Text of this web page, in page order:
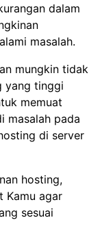
dalam
masalah.
mungkin tidak
yang tinggi
memuat
masalah pada
di server
hosting,
Kamu agar
sesuai